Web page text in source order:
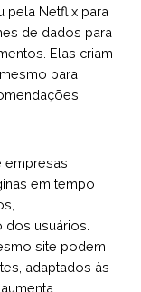
pela Netflix para
de dados para
Elas criam
para
empresas
em tempo
usuários.
site podem
adaptados às